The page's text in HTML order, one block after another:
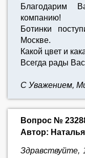
Благодарим
компанию!
Ботинки
Москве.
Какой цвет и
Всегда рады
С Уважением,
Вопрос №
Автор: Наталья
Здравствуйте,